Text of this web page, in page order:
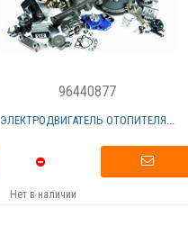
96440877
ЭЛЕКТРОДВИГАТЕЛЬ ОТОПИТЕЛЯ...
Нет в наличии